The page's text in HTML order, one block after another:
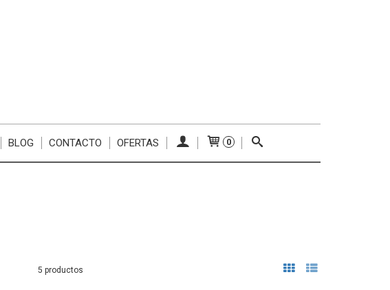
BLOG CONTACTO OFERTAS 0
5 productos